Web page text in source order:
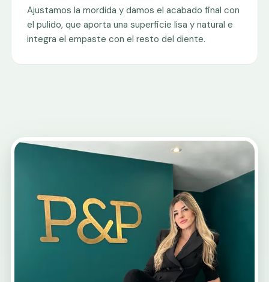
Ajustamos la mordida y damos el acabado final con
el pulido, que aporta una superficie lisa y natural e
integra el empaste con el resto del diente.